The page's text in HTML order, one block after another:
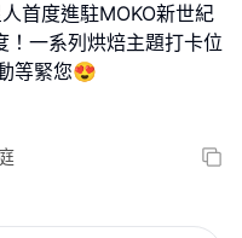
首度進駐MOKO新世紀
！一系列烘焙主題打卡位
等緊您😍